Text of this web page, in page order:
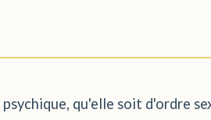
qu'elle soit d'ordre